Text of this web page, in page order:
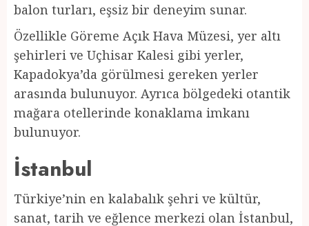
balon turları, eşsiz bir deneyim sunar.
Özellikle Göreme Açık Hava Müzesi, yer altı
şehirleri ve Uçhisar Kalesi gibi yerler,
Kapadokya’da görülmesi gereken yerler
arasında bulunuyor. Ayrıca bölgedeki otantik
mağara otellerinde konaklama imkanı
bulunuyor.
İstanbul
Türkiye’nin en kalabalık şehri ve kültür,
sanat, tarih ve eğlence merkezi olan İstanbul,